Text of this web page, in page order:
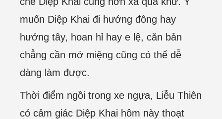
muốn Diệp Khai đi hướng đông hay
hướng tây, hoan hỉ hay e lệ, căn bản
chẳng cần mở miệng cũng có thể dễ
dàng làm được.
Thời điểm ngồi trong xe ngựa, Liễu Thiên
có cảm giác Diệp Khai hôm này thoạt